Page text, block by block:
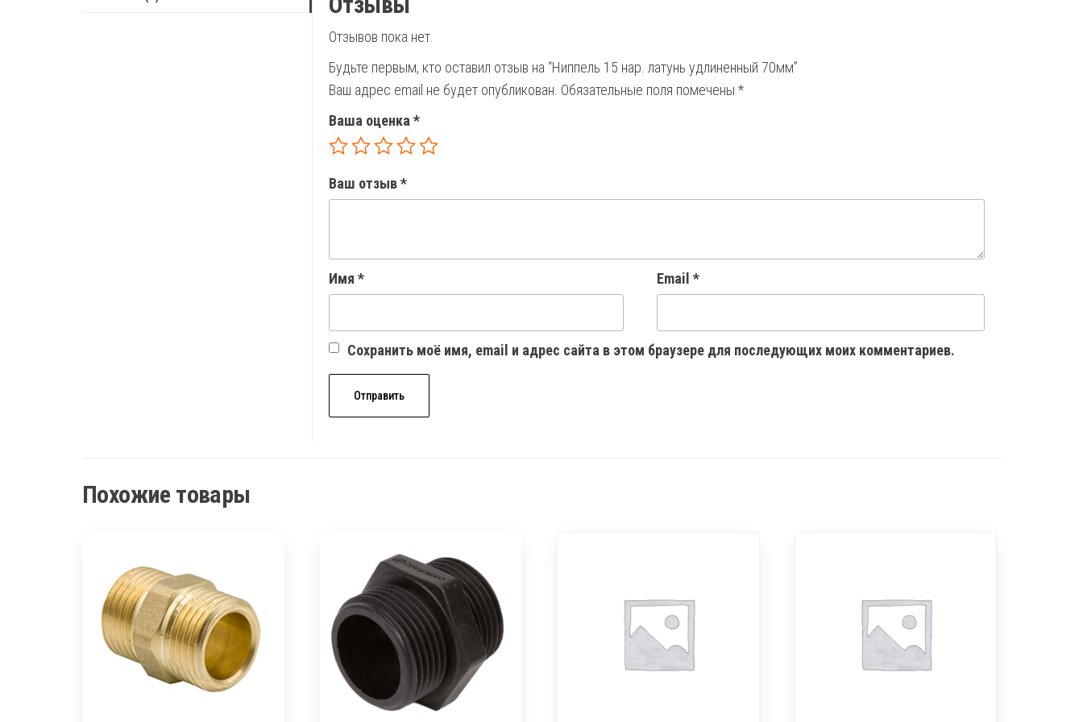
Отзывов пока нет.
Будьте первым, кто оставил отзыв на “Ниппель 15 нар. латунь удлиненный 70мм”
Ваш адрес email не будет опубликован. Обязательные поля помечены *
Ваша оценка *
Ваш отзыв*
Имя * Email *
Сохранить моё имя, email и адрес сайта в этом браузере для последующих моих комментариев.
Похожие товары